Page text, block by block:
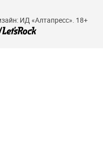
ИД «Алтапресс». 18+